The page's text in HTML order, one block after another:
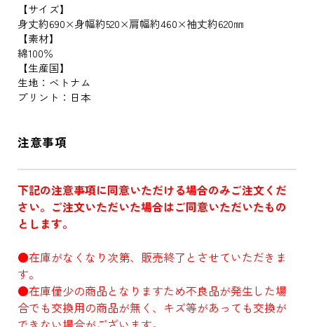
【サイズ】
身丈約690×身幅約520×肩幅約460×袖丈約620㎜
【素材】
綿100％
【生産国】
生地：ベトナム
プリント：日本
注意事項
下記の注意事項に同意いただける場合のみご注文くだ
さい。ご注文いただいた場合はご同意いただいたもの
とします。
●在庫がなくなり次第、販売終了とさせていただきま
す。
●在庫僅少の商品となりますため不良品が発生した場
合でも交換用の商品が無く、キズ等があっても交換が